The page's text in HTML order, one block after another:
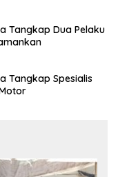
Tangkap Dua Pelaku
Tangkap Spesialis